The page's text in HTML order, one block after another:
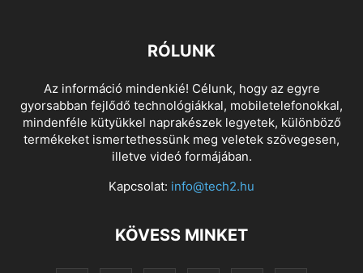
RÓLUNK
Az információ mindenkié! Célunk, hogy az egyre
gyorsabban fejlődő technológiákkal, mobiletelefonokkal,
mindenféle kütyükkel naprakészek legyetek, különböző
termékeket ismertethessünk meg veletek szövegesen,
illetve videó formájában.
Kapcsolat: info@tech2.hu
KÖVESS MINKET